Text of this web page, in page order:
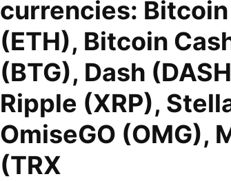
currencies:
(ETH), Bitcoin
(BTG), Dash
Ripple (XRP),
OmiseGO (OMG),
(TRX